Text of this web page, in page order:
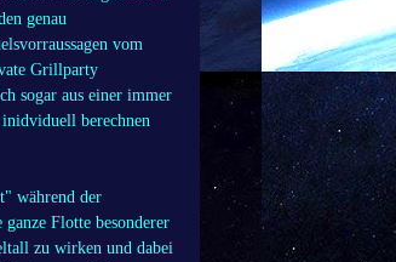
genau
vom
Grillparty
sogar aus einer immer
berechnen
während der
Flotte besonderer
zu wirken und dabei